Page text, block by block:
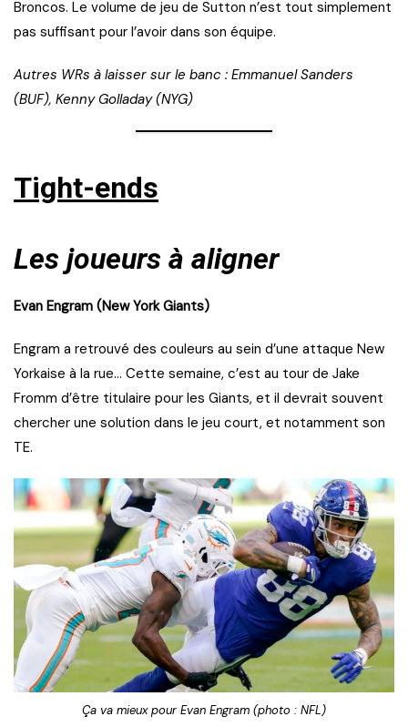
Broncos. Le volume de jeu de Sutton n’est tout simplement
pas suffisant pour l’avoir dans son équipe.
Autres WRs à laisser sur le banc : Emmanuel Sanders
(BUF), Kenny Golladay (NYG)
Tight-ends
Les joueurs à aligner
Evan Engram (New York Giants)
Engram a retrouvé des couleurs au sein d’une attaque New
Yorkaise à la rue… Cette semaine, c’est au tour de Jake
Fromm d’être titulaire pour les Giants, et il devrait souvent
chercher une solution dans le jeu court, et notamment son
TE.
Ça va mieux pour Evan Engram (photo : NFL)